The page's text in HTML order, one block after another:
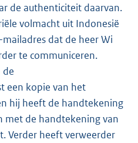
de authenticiteit daarvan.
volmacht uit Indonesië
dat de heer Wi
te communiceren.
de
een kopie van het
hij heeft de handtekening
met de handtekening van
Verder heeft verweerder